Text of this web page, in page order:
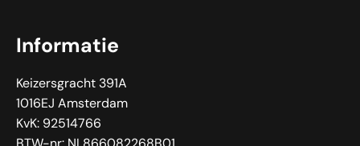
Informatie
Keizersgracht 391A
1016EJ Amsterdam
KvK: 92514766